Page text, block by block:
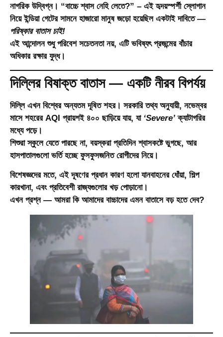
নাগরিক উদ্বিগ্ন। “বাচ্চে শ্বাস নেহি লেতে?” – এই হৃদয়স্পর্শী স্লোগান
নিয়ে ইন্ডিয়া গেটের সামনে হাজারো মানুষ জড়ো হয়েছিল একটাই দাবিতে —
পরিষ্কার বাতাস চাই!
এই আন্দোলন শুধু পরিবেশ সচেতনতা নয়, এটি ভবিষ্যৎ প্রজন্মের বাঁচার
অধিকার রক্ষার যুদ্ধ।
দিল্লির বিষাক্ত বাতাস — একটি নীরব বিপর্যয়
দিল্লি এখন বিশ্বের অন্যতম দূষিত শহর। সরকারি তথ্য অনুযায়ী, নভেম্বর
মাসে শহরের AQI প্রায়শই ৪০০ ছাড়িয়ে যায়, যা ‘Severe’ ক্যাটাগরির
মধ্যে পড়ে।
শিশুরা স্কুলে যেতে পারছে না, বয়স্করা প্রতিদিন শ্বাসকষ্টে ভুগছে, আর
হাসপাতালগুলো ভর্তি হচ্ছে ফুসফুসজনিত রোগীদের নিয়ে।
বিশেষজ্ঞদের মতে, এই দূষণের প্রধান কারণ হলো যানবাহনের ধোঁয়া, শিল্প
কারখানা, এবং প্রতিবেশী রাজ্যগুলোর খড় পোড়ানো।
এখন প্রশ্ন — আমরা কি আমাদের বাচ্চাদের এমন বাতাসে বড় হতে দেব?